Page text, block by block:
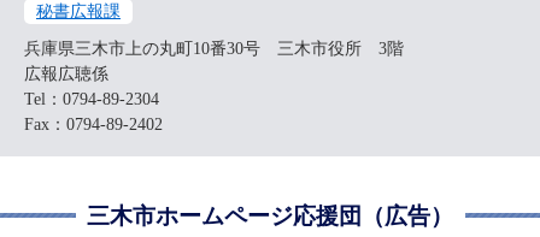
秘書広報課
兵庫県三木市上の丸町10番30号 三木市役所 3階
広報広聴係
Tel：0794-89-2304
Fax：0794-89-2402
三木市ホームページ応援団（広告）